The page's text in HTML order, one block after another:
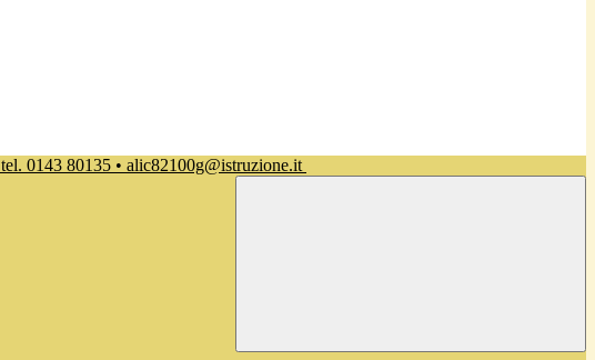
tel. 0143 80135 • alic82100g@istruzione.it